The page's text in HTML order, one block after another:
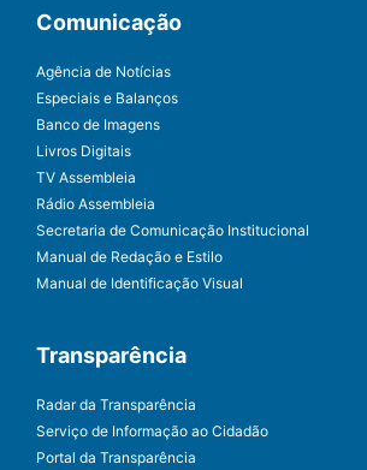
Comunicação
Agência de Notícias
Especiais e Balanços
Banco de Imagens
Livros Digitais
TV Assembleia
Rádio Assembleia
Secretaria de Comunicação Institucional
Manual de Redação e Estilo
Manual de Identificação Visual
Transparência
Radar da Transparência
Serviço de Informação ao Cidadão
Portal da Transparência